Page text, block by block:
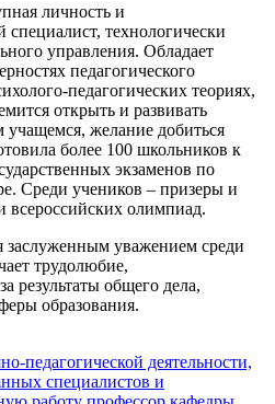
личность и
технологически
управления. Обладает
педагогического
педагогических теориях,
открыть и развивать
учащемся, желание добиться
более 100 школьников к
экзаменов по
Среди учеников – призеры и
всероссийских олимпиад.
заслуженным уважением среди
трудолюбие,
результаты общего дела,
образования.